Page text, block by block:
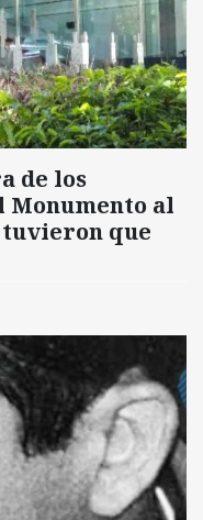
de los
Monumento al
tuvieron que